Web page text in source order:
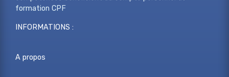
formation CPF
INFORMATIONS :
A propos